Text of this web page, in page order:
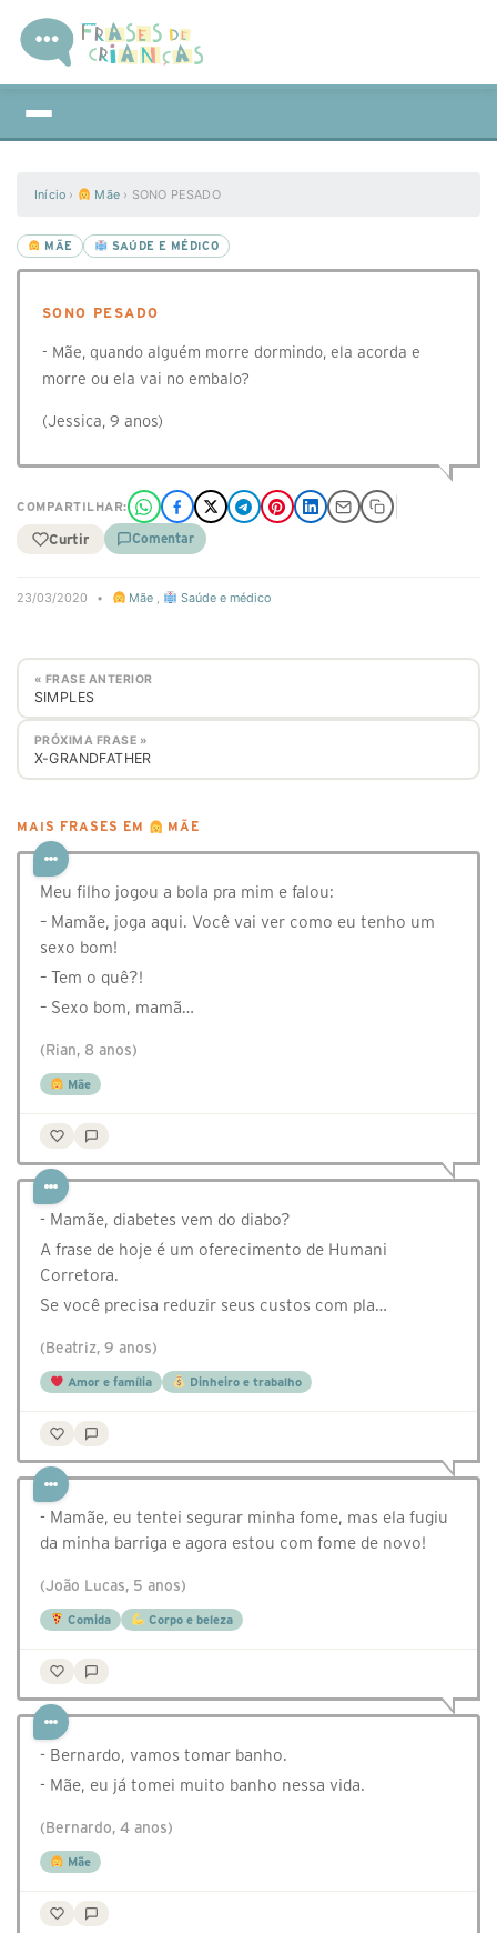
Início › Mãe › SONO PESADO
MÃE SAÚDE E MÉDICO
SONO PESADO
- Mãe, quando alguém morre dormindo, ela acorda e
morre ou ela vai no embalo?
(Jessica, 9 anos)
COMPARTILHAR:
Curtir Comentar
23/03/2020 • Mãe , Saúde e médico
« FRASE ANTERIOR
SIMPLES
PRÓXIMA FRASE »
X-GRANDFATHER
MAIS FRASES EM MÃE
Meu filho jogou a bola pra mim e falou:
– Mamãe, joga aqui. Você vai ver como eu tenho um
sexo bom!
– Tem o quê?!
– Sexo bom, mamã…
(Rian, 8 anos)
Mãe
- Mamãe, diabetes vem do diabo?
A frase de hoje é um oferecimento de Humani
Corretora.
Se você precisa reduzir seus custos com pla…
(Beatriz, 9 anos)
Amor e família Dinheiro e trabalho
- Mamãe, eu tentei segurar minha fome, mas ela fugiu
da minha barriga e agora estou com fome de novo!
(João Lucas, 5 anos)
Comida Corpo e beleza
- Bernardo, vamos tomar banho.
- Mãe, eu já tomei muito banho nessa vida.
(Bernardo, 4 anos)
Mãe